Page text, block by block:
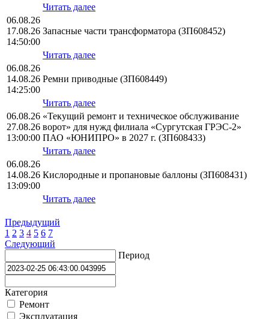
Читать далее
06.08.26
17.08.26
14:50:00
Запасные части трансформатора (ЗП608452)
Читать далее
06.08.26
14.08.26
14:25:00
Ремни приводные (ЗП608449)
Читать далее
06.08.26
27.08.26
13:00:00
«Текущий ремонт и техническое обслуживание
ворот» для нужд филиала «Сургутская ГРЭС-2»
ПАО «ЮНИПРО» в 2027 г. (ЗП608433)
Читать далее
06.08.26
14.08.26
13:09:00
Кислородные и пропановые баллоны (ЗП608431)
Читать далее
Предыдущий
1 2 3 4 5 6 7
Следующий
Период
Категория
Ремонт
Эксплуатация